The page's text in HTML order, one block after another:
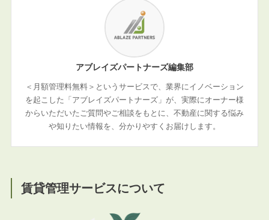
アブレイズパートナーズ編集部
＜月額管理料無料＞というサービスで、業界にイノベーション
を起こした「アブレイズパートナーズ」が、実際にオーナー様
からいただいたご質問やご相談をもとに、不動産に関する悩み
や知りたい情報を、分かりやすくお届けします。
賃貸管理サービスについて